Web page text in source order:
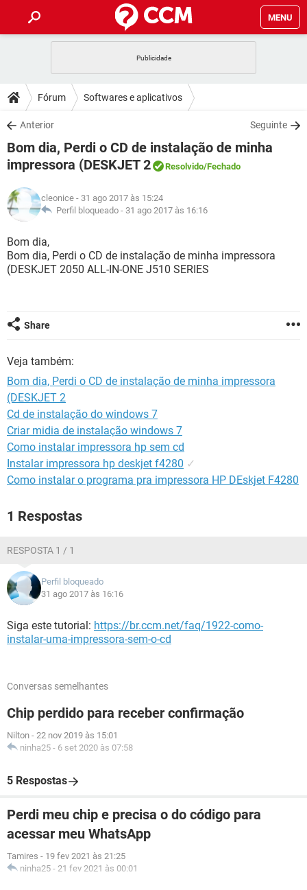
MENU
CELULAR FACEBOOK
OUTLOOK
INSTAGRAM GMAIL
GUIA DE COMPRAS
DICAS
JOGOS WHATSAPP
OUTLOOK
GUIA DE COMPRAS
DOWNLOADS
JOGOS WHATSAPP
CELULAR FACEBOOK
OUTLOOK
INSTAGRAM
GUIA DE COMPRAS
FÓRUM
CELULAR FACEBOOK
INSTAGRAM GMAIL
GLOSSÁRIO
JOGOS
CELULAR
OUTLOOK EXCEL
Fórum Softwares e aplicativos
Anterior Seguinte
Bom dia, Perdi o CD de instalação de minha
impressora (DESKJET 2
Resolvido/Fechado
cleonice - 31 ago 2017 às 15:24
Perfil bloqueado - 31 ago 2017 às 16:16
Bom dia,
Bom dia, Perdi o CD de instalação de minha impressora
(DESKJET 2050 ALL-IN-ONE J510 SERIES
Share
Veja também:
Bom dia, Perdi o CD de instalação de minha impressora
(DESKJET 2
Cd de instalação do windows 7
Criar midia de instalação windows 7
Como instalar impressora hp sem cd
Instalar impressora hp deskjet f4280 ✓
Como instalar o programa pra impressora HP DEskjet F4280
1 Respostas
RESPOSTA 1 / 1
Perfil bloqueado
31 ago 2017 às 16:16
Siga este tutorial: https://br.ccm.net/faq/1922-como-
instalar-uma-impressora-sem-o-cd
Conversas semelhantes
Chip perdido para receber confirmação
Nilton - 22 nov 2019 às 15:01
ninha25 - 6 set 2020 às 07:58
5 Respostas
Perdi meu chip e precisa o do código para
acessar meu WhatsApp
Tamires - 19 fev 2021 às 21:25
ninha25 - 21 fev 2021 às 00:01